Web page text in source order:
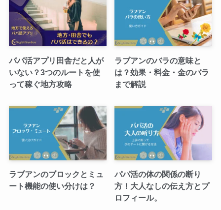
パパ活アプリ田舎だと人が
いない？3つのルートを使
って稼ぐ地方攻略
ラブアンのバラの意味と
は？効果・料金・金のバラ
まで解説
ラブアンのブロックとミュ
ート機能の使い分けは？
パパ活の体の関係の断り
方！大人なしの伝え方とプ
ロフィール。